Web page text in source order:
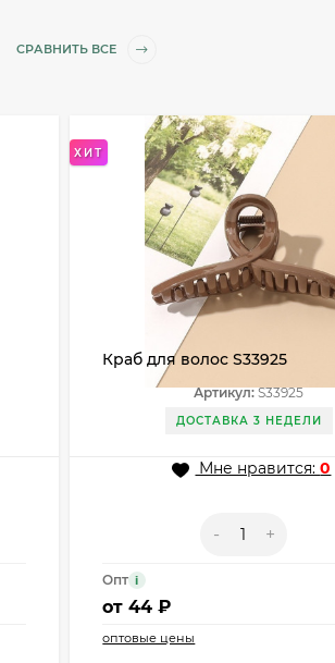
СРАВНИТЬ ВСЕ
ХИТ
Краб для волос S33925
Артикул:S33925
ДОСТАВКА 3 НЕДЕЛИ
Мне нравится:0
- +
Опт i
от44 ₽
оптовые цены